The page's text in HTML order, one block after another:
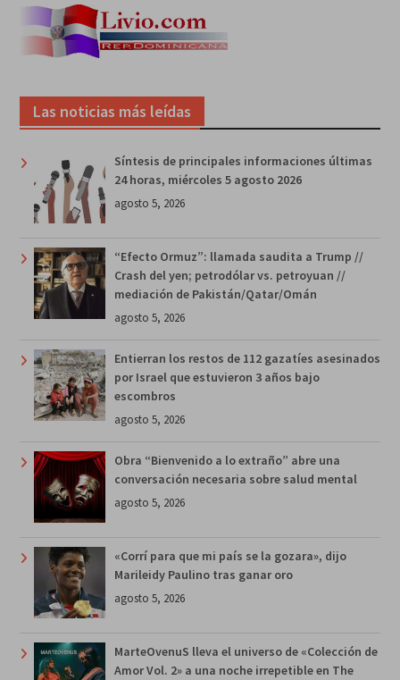
Las noticias más leídas
Síntesis de principales informaciones últimas
24 horas, miércoles 5 agosto 2026
agosto 5, 2026
“Efecto Ormuz”: llamada saudita a Trump //
Crash del yen; petrodólar vs. petroyuan //
mediación de Pakistán/Qatar/Omán
agosto 5, 2026
Entierran los restos de 112 gazatíes asesinados
por Israel que estuvieron 3 años bajo
escombros
agosto 5, 2026
Obra “Bienvenido a lo extraño” abre una
conversación necesaria sobre salud mental
agosto 5, 2026
«Corrí para que mi país se la gozara», dijo
Marileidy Paulino tras ganar oro
agosto 5, 2026
MarteOvenuS lleva el universo de «Colección de
Amor Vol. 2» a una noche irrepetible en The